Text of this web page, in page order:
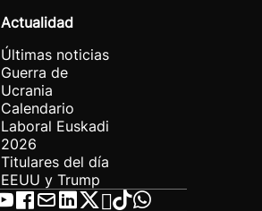
Actualidad
Últimas noticias
Guerra de
Ucrania
Calendario
Laboral Euskadi
2026
Titulares del día
EEUU y Trump